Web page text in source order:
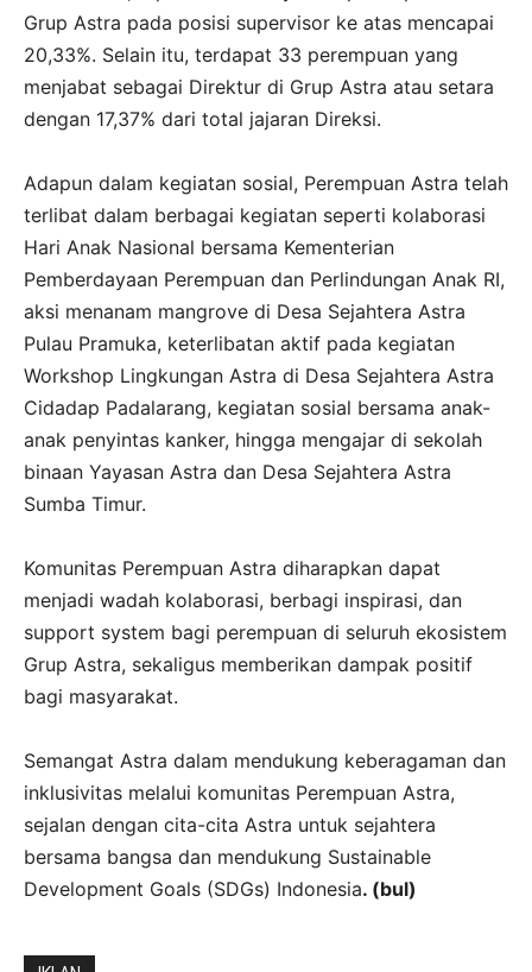
Grup Astra pada posisi supervisor ke atas mencapai
20,33%. Selain itu, terdapat 33 perempuan yang
menjabat sebagai Direktur di Grup Astra atau setara
dengan 17,37% dari total jajaran Direksi.
Adapun dalam kegiatan sosial, Perempuan Astra telah
terlibat dalam berbagai kegiatan seperti kolaborasi
Hari Anak Nasional bersama Kementerian
Pemberdayaan Perempuan dan Perlindungan Anak RI,
aksi menanam mangrove di Desa Sejahtera Astra
Pulau Pramuka, keterlibatan aktif pada kegiatan
Workshop Lingkungan Astra di Desa Sejahtera Astra
Cidadap Padalarang, kegiatan sosial bersama anak-
anak penyintas kanker, hingga mengajar di sekolah
binaan Yayasan Astra dan Desa Sejahtera Astra
Sumba Timur.
Komunitas Perempuan Astra diharapkan dapat
menjadi wadah kolaborasi, berbagi inspirasi, dan
support system bagi perempuan di seluruh ekosistem
Grup Astra, sekaligus memberikan dampak positif
bagi masyarakat.
Semangat Astra dalam mendukung keberagaman dan
inklusivitas melalui komunitas Perempuan Astra,
sejalan dengan cita-cita Astra untuk sejahtera
bersama bangsa dan mendukung Sustainable
Development Goals (SDGs) Indonesia. (bul)